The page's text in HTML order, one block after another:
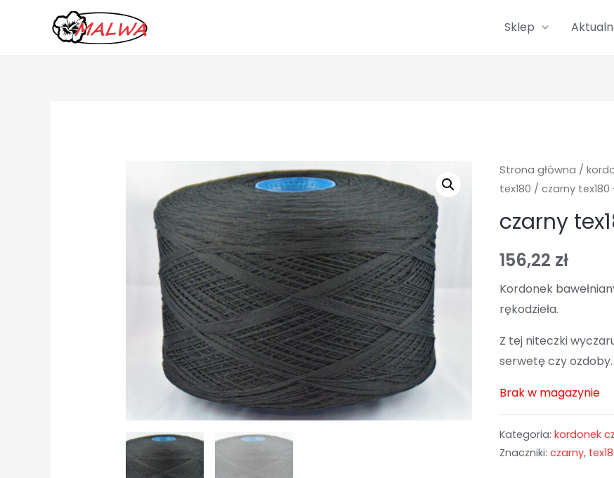
Sklep
Strona główna /
tex180 / czarny tex180
czarny
156,22 zł
Kordonek
rękodzieła.
Z tej niteczki
serwetę czy ozdoby.
Brak w magazynie
Kategoria:kordonek
Znaczniki:czarny,